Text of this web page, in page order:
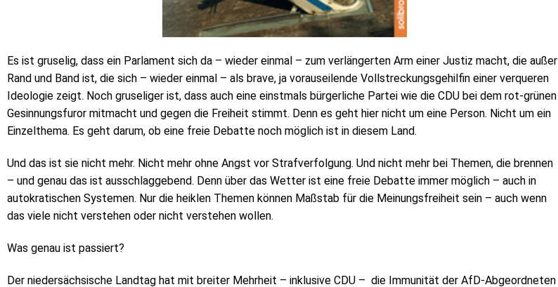
Es ist gruselig, dass ein Parlament sich da – wieder einmal – zum verlängerten Arm einer Justiz macht, die außer
Rand und Band ist, die sich – wieder einmal – als brave, ja vorauseilende Vollstreckungsgehilfin einer verqueren
Ideologie zeigt. Noch gruseliger ist, dass auch eine einstmals bürgerliche Partei wie die CDU bei dem rot-grünen
Gesinnungsfuror mitmacht und gegen die Freiheit stimmt. Denn es geht hier nicht um eine Person. Nicht um ein
Einzelthema. Es geht darum, ob eine freie Debatte noch möglich ist in diesem Land.
Und das ist sie nicht mehr. Nicht mehr ohne Angst vor Strafverfolgung. Und nicht mehr bei Themen, die brennen
– und genau das ist ausschlaggebend. Denn über das Wetter ist eine freie Debatte immer möglich – auch in
autokratischen Systemen. Nur die heiklen Themen können Maßstab für die Meinungsfreiheit sein – auch wenn
das viele nicht verstehen oder nicht verstehen wollen.
Was genau ist passiert?
Der niedersächsische Landtag hat mit breiter Mehrheit – inklusive CDU – die Immunität der AfD-Abgeordneten